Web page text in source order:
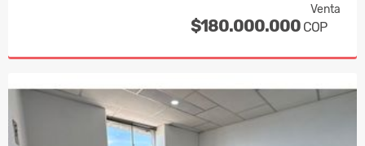
Venta
$180.000.000 COP